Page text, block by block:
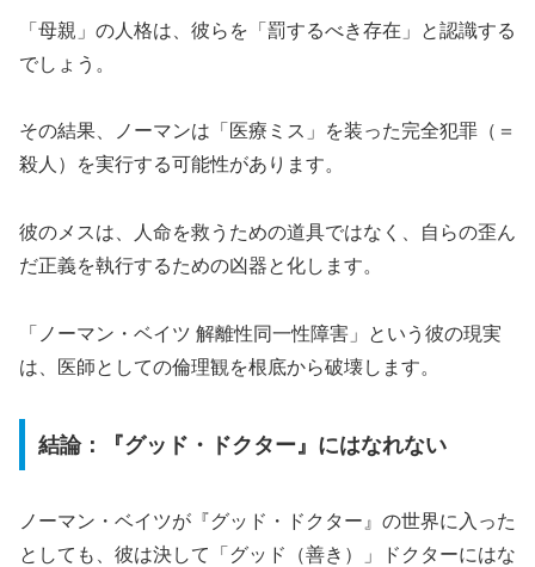
「母親」の人格は、彼らを「罰するべき存在」と認識する
でしょう。
その結果、ノーマンは「医療ミス」を装った完全犯罪（＝
殺人）を実行する可能性があります。
彼のメスは、人命を救うための道具ではなく、自らの歪ん
だ正義を執行するための凶器と化します。
「ノーマン・ベイツ 解離性同一性障害」という彼の現実
は、医師としての倫理観を根底から破壊します。
結論：『グッド・ドクター』にはなれない
ノーマン・ベイツが『グッド・ドクター』の世界に入った
としても、彼は決して「グッド（善き）」ドクターにはな